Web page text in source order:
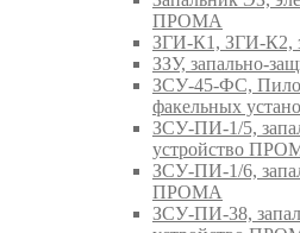
ПРОМА
ЗГИ-К1, ЗГИ-К2,
ЗЗУ, запально-
ЗСУ-45-ФС,
факельных
ЗСУ-ПИ-1/5,
устройство
ЗСУ-ПИ-1/6,
ПРОМА
ЗСУ-ПИ-38,